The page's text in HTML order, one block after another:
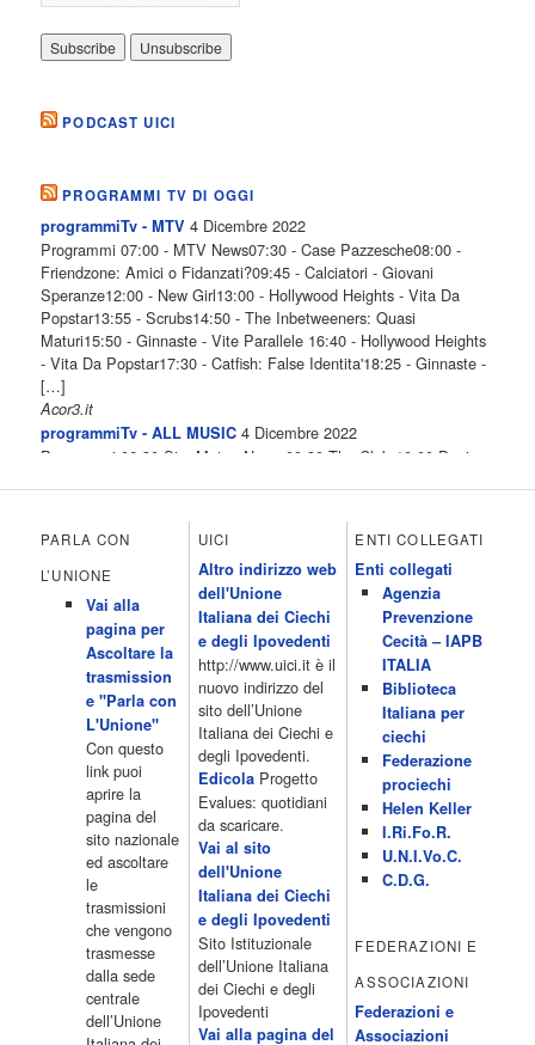
PODCAST UICI
PROGRAMMI TV DI OGGI
programmiTv - MTV 4 Dicembre 2022
Programmi 07:00 - MTV News07:30 - Case Pazzesche08:00 -
Friendzone: Amici o Fidanzati?09:45 - Calciatori - Giovani
Speranze12:00 - New Girl13:00 - Hollywood Heights - Vita Da
Popstar13:55 - Scrubs14:50 - The Inbetweeners: Quasi
Maturi15:50 - Ginnaste - Vite Parallele 16:40 - Hollywood Heights
- Vita Da Popstar17:30 - Catfish: False Identita'18:25 - Ginnaste -
[…]
Acor3.it
programmiTv - ALL MUSIC 4 Dicembre 2022
Programmi 06.30 Star.Meteo.News 09.30 The Club 10.00 Deejay
All News 16.05 Rotazione musicale 19.00 All News 19.05 The
Club 19.30 19.30 Human Guinea Pigs 20.00 Inbox 21.00 Code
Monkeys 21.30 Sons of Butcher […]
programmiTv - ITALIA 1 4 Dicembre 2022
Programmi 06.35 Cartoni Animati 09.05 Telefilm:Starsky & Hutch
10.10 Telefilm:Supercar 12.15 12.15 Secondo voi 12.25 Studio
Aperto 13.00 Studio Sport 13.40 Cartoni animati 14.30 I Simpson
15.00 Telefilm:Paso adelante 15.55 15.55 Telefilm:Wildfire 16.50
Cartoni animati 18.30 Studio Aperto 19.05 Don Luca c'� 19.35
19.35 Medici miei 20.05 Camera caf� 20.30 La ruota della
fortuna 21.10 […]
Acor3.it
programmiTv - LA 7
4 Dicembre 2022
Programmi 06:00 - Tg La7/meteo/oroscopo/traffico06:55 - Movie
Flash07:00 - Omnibus ? Rassegna stampa07:30 - Tg La707:50 -
Omnibus09:50 - Coffee Break11:00 - L?aria che tira12:25 - I
men� di Benedetta13:30 - Tg La714:00 - Tg La7 Cronache14:40 -
Telefilm: Le strade di San Francisco - Omicidio di primo grado -
Una scuola di paura 16:30 […]
Acor3.it
programmiTv - CANALE 5 4 Dicembre 2022
Programmi 2/3 06.00 TG5/Traffico/Meteo/Borse e monete 08.00
PARLA CON
L’UNIONE
Vai alla
pagina per
Ascoltare la
trasmission
e "Parla con
L'Unione"
Con questo
link puoi
aprire la
pagina del
sito nazionale
ed ascoltare
le
trasmissioni
che vengono
trasmesse
dalla sede
centrale
dell’Unione
UICI
Altro indirizzo web
dell'Unione
Italiana dei Ciechi
e degli Ipovedenti
http://www.uici.it è il
nuovo indirizzo del
sito dell’Unione
Italiana dei Ciechi e
degli Ipovedenti.
EdicolaProgetto
Evalues: quotidiani
da scaricare.
Vai al sito
dell'Unione
Italiana dei Ciechi
e degli Ipovedenti
Sito Istituzionale
dell’Unione Italiana
dei Ciechi e degli
Ipovedenti
Vai alla pagina del
ENTI COLLEGATI
Enti collegati
Agenzia
Prevenzione
Cecità – IAPB
ITALIA
Biblioteca
Italiana per
ciechi
Federazione
prociechi
Helen Keller
I.Ri.Fo.R.
U.N.I.Vo.C.
C.D.G.
FEDERAZIONI E
ASSOCIAZIONI
Federazioni e
Associazioni